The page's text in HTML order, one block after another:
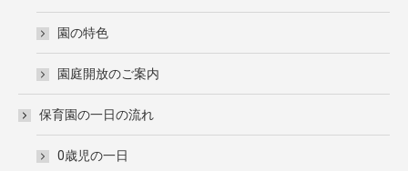
園の特色
園庭開放のご案内
保育園の一日の流れ
0歳児の一日